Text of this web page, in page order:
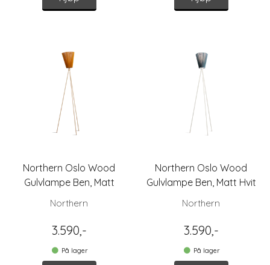
Northern Oslo Wood
Gulvlampe Ben, Matt
Northern
3.590,-
På lager
Northern Oslo Wood
Gulvlampe Ben, Matt Hvit
Northern
3.590,-
På lager